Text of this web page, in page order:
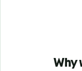
Why